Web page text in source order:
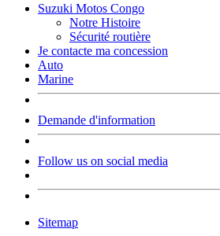
Suzuki Motos Congo
Notre Histoire
Sécurité routière
Je contacte ma concession
Auto
Marine
Demande d'information
Follow us on social media
Sitemap